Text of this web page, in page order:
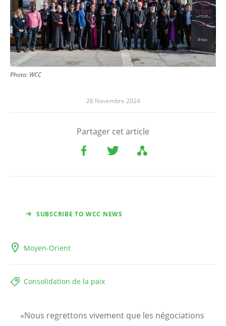
Photo: WCC
26 Novembre 2024
Partager cet article
SUBSCRIBE TO WCC NEWS
Moyen-Orient
Consolidation de la paix
«Nous regrettons vivement que les négociations